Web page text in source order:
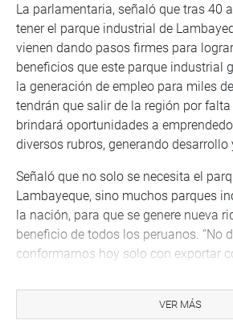
La parlamentaria, señaló que tras 40
tener el parque industrial de
vienen dando pasos firmes para
beneficios que este parque industrial
la generación de empleo para miles
tendrán que salir de la región por
brindará oportunidades a
diversos rubros, generando desarrollo
Señaló que no solo se necesita el
Lambayeque, sino muchos parques
la nación, para que se genere nueva
beneficio de todos los peruanos. “No
conformarnos hoy solo con exportar
de exportar oro, mejor exportamos
en vez de exportar arándanos, no
VER MÁS